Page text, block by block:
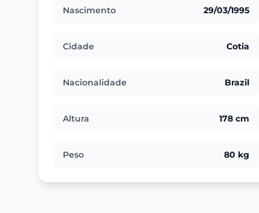
Nascimento 29/03/1995
Cidade Cotia
Nacionalidade Brazil
Altura 178 cm
Peso 80 kg